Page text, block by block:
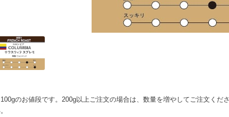
のお値段です。200g以上ご注文の場合は、数量を増やしてご注文くださ